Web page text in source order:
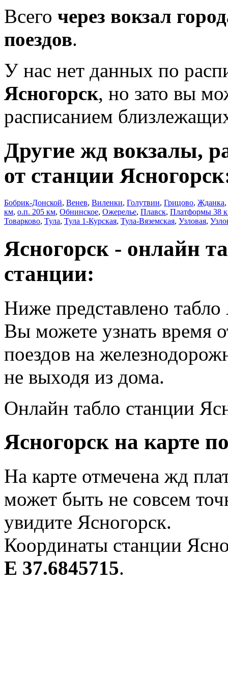
Всего через вокзал
поездов.
У нас нет данных по
Ясногорск, но зато вы
расписанием
Другие жд вокзалы,
от станции
Бобрик-Донской, Венев, Виленки, Голутвин, Грицово, Жданка,
км, о.п. 205 км, Обнинское, Ожерелье, Плавск, Платформы 38
Товарково, Тула, Тула 1-Курская, Тула-Вяземская, Узловая,
Ясногорск - онлайн
станции:
Ниже представлено
Вы можете узнать время
поездов на
не выходя из дома.
Онлайн табло станции
Ясногорск на карте
На карте отмечена жд
может быть не совсем
увидите Ясногорск.
Координаты станции
E 37.6845715.